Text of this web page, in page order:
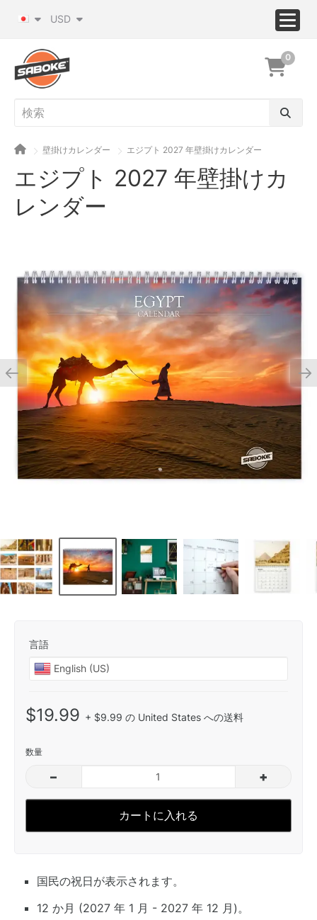
USD
0
壁掛けカレンダー エジプト 2027 年壁掛けカレンダー
エジプト 2027 年壁掛けカ
レンダー
言語
$19.99 + $9.99 の United States への送料
数量
– +
カートに入れる
国民の祝日が表示されます。
12 か月 (2027 年 1 月 - 2027 年 12 月)。